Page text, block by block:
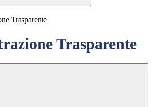
Trasparente
Trasparente